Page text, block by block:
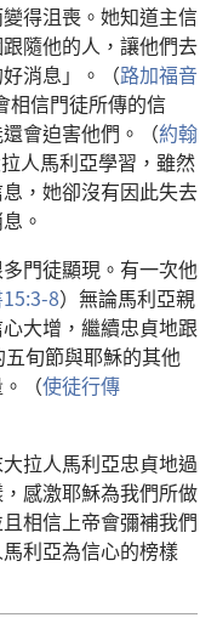
得沮喪。她知道主信
隨他的人，讓他們去
消息」。（路加福音
相信門徒所傳的信
會迫害他們。（約翰
人馬利亞學習，雖然
，她卻沒有因此失去
。
門徒顯現。有一次他
8）無論馬利亞親
大增，繼續忠貞地跟
旬節與耶穌的其他
（使徒行傳
拉人馬利亞忠貞地過
感激耶穌為我們所做
相信上帝會彌補我們
利亞為信心的榜樣